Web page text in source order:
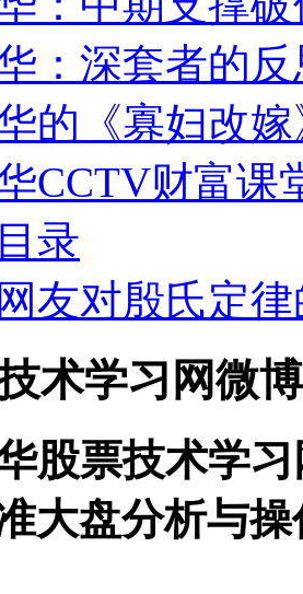
：深套者的
的《寡妇改
CCTV财富课
录
友对殷氏定
术学习网微博
股票技术学习
大盘分析与